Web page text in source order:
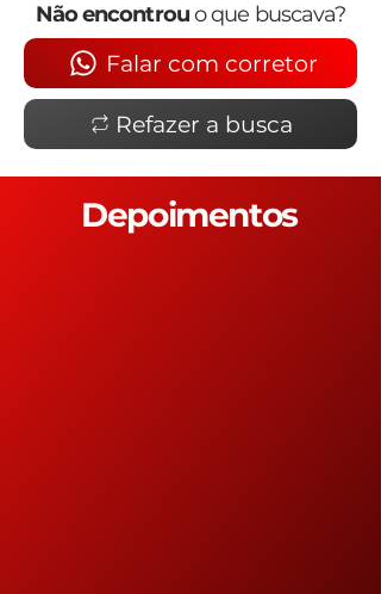
Não encontrouo que buscava?
Falar com corretor
Refazer a busca
Depoimentos